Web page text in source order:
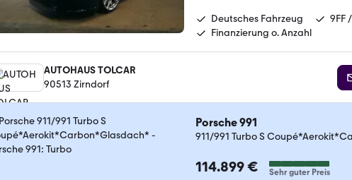
Deutsches Fahrzeug
9FF
Finanzierung o. Anzahl
AUTOHAUS TOLCAR
90513 Zirndorf
Porsche 991
911/991 Turbo S
114.899 € Sehr guter Preis